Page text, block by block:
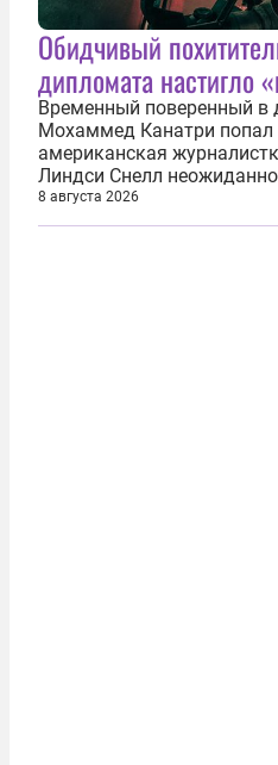
Обидчивый
дипломата настигло
Временный поверенный
Мохаммед Канатри попал
американская
Линдси Снелл
бандитов, похитивших ее
2016 году. Журналистка
8 августа 2026